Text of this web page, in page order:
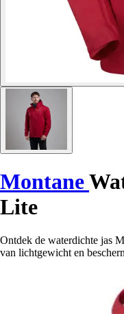
Montane
Lite
Ontdek de waterdichte jas
van lichtgewicht en